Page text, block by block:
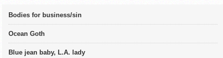
Bodies for business/sin
Ocean Goth
Blue jean baby, L.A. lady